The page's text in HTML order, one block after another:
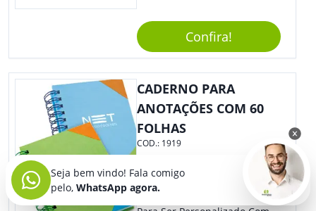
Sua Marca Com Muito Estilo E
Acrescentar Ainda Mais
Praticidade À Eventos E Feiras
De Exposição.
Confira!
CADERNO PARA
ANOTAÇÕES COM 60
FOLHAS
COD.: 1919
Super Charmoso E Com Lindo
Design, Nosso Bloco De
Anotações É O Brinde Certo
Seja bem vindo! Fala comigo
pelo, WhatsApp agora.